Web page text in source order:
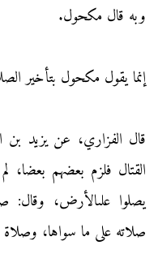
وبه قال مكحول.
إنما يقول مكحول بتأخير
قال الفزاري، عن يزيد
القتال فلزم بعضهم بعضا،
يصلوا علىالأرض، وقال:
صلاته على ما سواها،